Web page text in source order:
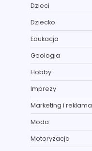
Dzieci
Dziecko
Edukacja
Geologia
Hobby
Imprezy
Marketing i reklama
Moda
Motoryzacja